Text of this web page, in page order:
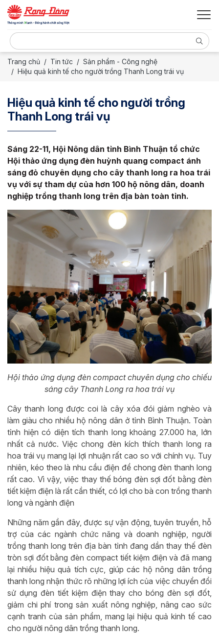
Trang chủ Tin tức
Sản phẩm - Công nghệ
Hiệu quả kinh tế cho người trồng Thanh Long trái vụ
Hiệu quả kinh tế cho người trồng
Thanh Long trái vụ
Sáng 22-11, Hội Nông dân tỉnh Bình Thuận tổ chức
Hội thảo ứng dụng đèn huỳnh quang compact ánh
sáng đỏ chuyên dụng cho cây thanh long ra hoa trái
vụ với sự tham dự của hơn 100 hộ nông dân, doanh
nghiệp trồng thanh long trên địa bàn toàn tỉnh.
Hội thảo ứng dụng đèn compact chuyên dụng cho chiếu
sáng cây Thanh Long ra hoa trái vụ
Cây thanh long được coi là cây xóa đói giảm nghèo và
làm giàu cho nhiều hộ nông dân ở tỉnh Bình Thuận. Toàn
tỉnh hiện có diện tích thanh long khoảng 27.000 ha, lớn
nhất cả nước. Việc chong đèn kích thích thanh long ra
hoa trái vụ mang lại lợi nhuận rất cao so với chính vụ. Tuy
nhiên, kéo theo là nhu cầu điện để chong đèn thanh long
rất cao. Vì vậy, việc thay thế bóng đèn sợi đốt bằng đèn
tiết kiệm điện là rất cần thiết, có lợi cho bà con trồng thanh
long và ngành điện
Những năm gần đây, được sự vận động, tuyên truyền, hỗ
trợ của các ngành chức năng và doanh nghiệp, người
trồng thanh long trên địa bàn tỉnh đang dần thay thế đèn
tròn sợi đốt bằng đèn compact tiết kiệm điện và đã mang
lại nhiều hiệu quả tích cực, giúp các hộ nông dân trồng
thanh long nhận thức rõ những lợi ích của việc chuyển đổi
sử dụng đèn tiết kiệm điện thay cho bóng đèn sợi đốt,
giảm chi phí trong sản xuất nông nghiệp, nâng cao sức
cạnh tranh của sản phẩm, mang lại hiệu quả kinh tế cao
cho người nông dân trồng thanh long.